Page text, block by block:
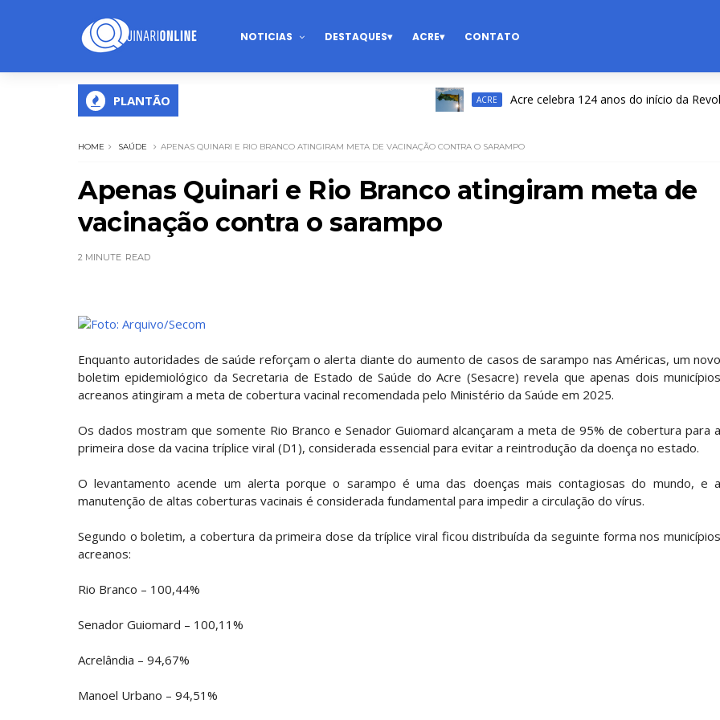
NOTICIAS DESTAQUES ACRE CONTATO
PLANTÃO ACRE Acre celebra 124 anos do início da Revolução
HOME SAÚDE APENAS QUINARI E RIO BRANCO ATINGIRAM META DE VACINAÇÃO CONTRA O SARAMPO
Apenas Quinari e Rio Branco atingiram meta de
vacinação contra o sarampo
2 MINUTE READ
Foto: Arquivo/Secom
Enquanto autoridades de saúde reforçam o alerta diante do aumento de casos de sarampo nas Américas, um novo
boletim epidemiológico da Secretaria de Estado de Saúde do Acre (Sesacre) revela que apenas dois municípios
acreanos atingiram a meta de cobertura vacinal recomendada pelo Ministério da Saúde em 2025.
Os dados mostram que somente Rio Branco e Senador Guiomard alcançaram a meta de 95% de cobertura para a
primeira dose da vacina tríplice viral (D1), considerada essencial para evitar a reintrodução da doença no estado.
O levantamento acende um alerta porque o sarampo é uma das doenças mais contagiosas do mundo, e a
manutenção de altas coberturas vacinais é considerada fundamental para impedir a circulação do vírus.
Segundo o boletim, a cobertura da primeira dose da tríplice viral ficou distribuída da seguinte forma nos municípios
acreanos:
Rio Branco – 100,44%
Senador Guiomard – 100,11%
Acrelândia – 94,67%
Manoel Urbano – 94,51%